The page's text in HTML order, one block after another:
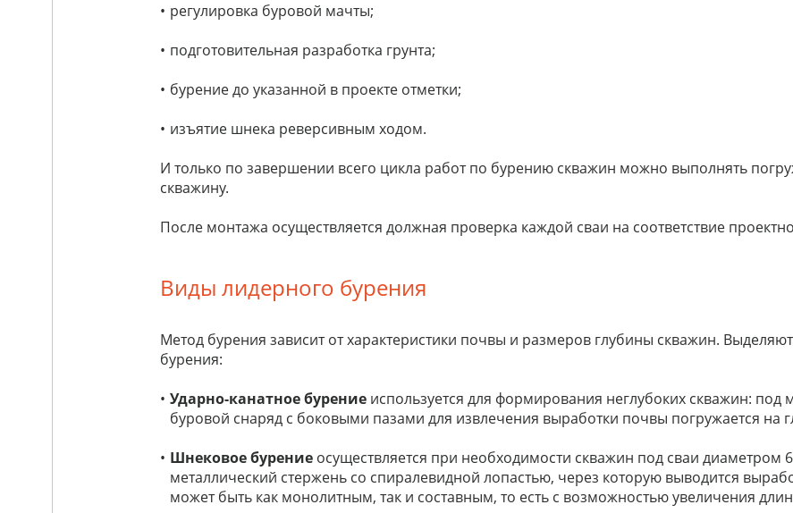
регулировка буровой мачты;
подготовительная разработка грунта;
бурение до указанной в проекте отметки;
изъятие шнека реверсивным ходом.
И только по завершении всего цикла работ по бурению скважин можно выполнять
скважину.
После монтажа осуществляется должная проверка каждой сваи на соответствие
Виды лидерного бурения
Метод бурения зависит от характеристики почвы и размеров глубины скважин.
бурения:
Ударно-канатное бурение используется для формирования неглубоких скважин: под
буровой снаряд с боковыми пазами для извлечения выработки почвы погружается на
Шнековое бурение осуществляется при необходимости скважин под сваи диаметром
металлический стержень со спиралевидной лопастью, через которую выводится
может быть как монолитным, так и составным, то есть с возможностью увеличения